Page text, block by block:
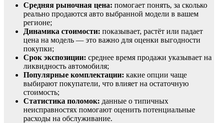
Средняя рыночная цена: помогает понять, за сколько
реально продаются авто выбранной модели в вашем
регионе;
Динамика стоимости: показывает, растёт или падает
цена на модель — это важно для оценки выгодности
покупки;
Срок экспозиции: среднее время продажи указывает на
ликвидность автомобиля;
Популярные комплектации: какие опции чаще
выбирают покупатели, что влияет на остаточную
стоимость;
Статистика поломок: данные о типичных
неисправностях помогают оценить потенциальные
расходы на обслуживание.